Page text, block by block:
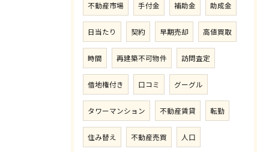
不動産市場 手付金 補助金 助成金
日当たり 契約 早期売却 高値買取
時間 再建築不可物件 訪問査定
借地権付き 口コミ グーグル
タワーマンション 不動産賃貸 転勤
住み替え 不動産売買 人口